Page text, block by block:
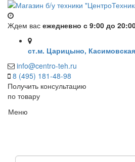
Ждем вас ежедневно с 9:00 до
ст.м. Царицыно,
info@centro-teh.ru
8 (495) 181-48-98
Получить консультацию
по товару
Меню